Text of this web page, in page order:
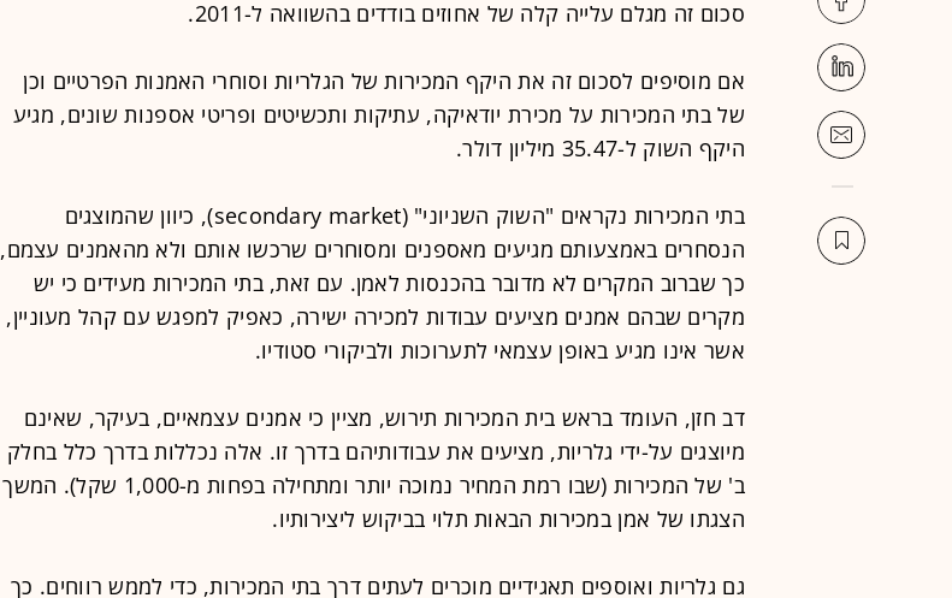
סכום זה מגלם עלייה קלה של אחוזים בודדים בהשוואה ל-2011.
אם מוסיפים לסכום זה את היקף המכירות של הגלריות וסוחרי האמנות הפרטיים וכן
של בתי המכירות על מכירת יודאיקה, עתיקות ותכשיטים ופריטי אספנות שונים, מגיע
היקף השוק ל-35.47 מיליון דולר.
בתי המכירות נקראים "השוק השניוני" (secondary market), כיוון שהמוצגים
הנסחרים באמצעותם מגיעים מאספנים ומסוחרים שרכשו אותם ולא מהאמנים עצמם,
כך שברוב המקרים לא מדובר בהכנסות לאמן. עם זאת, בתי המכירות מעידים כי יש
מקרים שבהם אמנים מציעים עבודות למכירה ישירה, כאפיק למפגש עם קהל מעוניין,
אשר אינו מגיע באופן עצמאי לתערוכות ולביקורי סטודיו.
דב חזן, העומד בראש בית המכירות תירוש, מציין כי אמנים עצמאיים, בעיקר, שאינם
מיוצגים על-ידי גלריות, מציעים את עבודותיהם בדרך זו. אלה נכללות בדרך כלל בחלק
ב' של המכירות (שבו רמת המחיר נמוכה יותר ומתחילה בפחות מ-1,000 שקל). המשך
הצגתו של אמן במכירות הבאות תלוי בביקוש ליצירותיו.
גם גלריות ואוספים תאגידיים מוכרים לעתים דרך בתי המכירות, כדי לממש רווחים. כך